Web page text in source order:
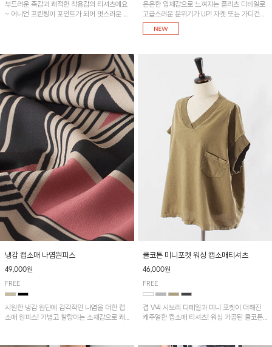
부드러운 촉감과 쾌적한 착용감의 티셔츠에요
~ 어니언 프린팅이 포인트가 되어 멋스러운 아
은은한 입체감으로 느껴지는 플리츠 디테일로
고급스러운 분위기가 UP! 자켓 또는 가디건과
같이 매치해도 잘 어울린답니다!
냉감 캡소매 나염원피스
49,000원
FREE
시원한 냉감 원단에 감각적인 나염을 더한 캡
소매 원피스! 가볍고 찰랑이는 소재감으로 쾌
쿨코튼 미니포켓 워싱 캡소매티셔츠
46,000원
FREE
겹 V넥 시보리 디테일과 미니 포켓이 더해진
캐주얼한 캡소매 티셔츠! 워싱 가공된 쿨코튼